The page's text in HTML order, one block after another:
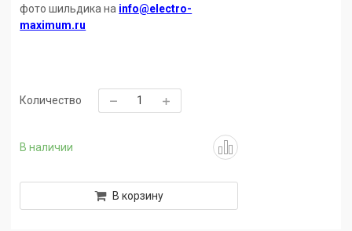
В наличии
фото шильдика на info@electro-
maximum.ru
Количество
В корзину